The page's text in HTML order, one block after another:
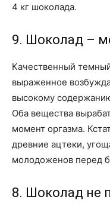
4 кг шоколада.
9. Шоколад –
Качественный
выраженное
высокому
Оба вещества
момент оргазма.
древние ацтеки,
молодоженов перед
8. Шоколад не